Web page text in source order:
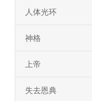
人体光环
神格
上帝
失去恩典